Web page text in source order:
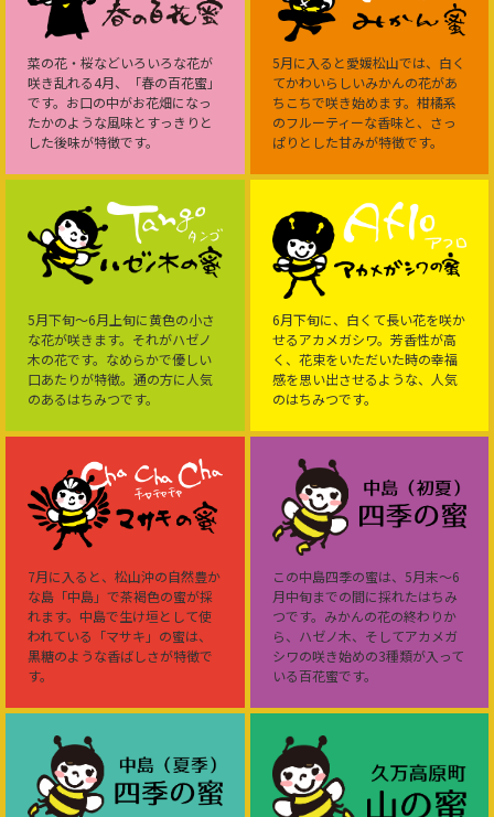
菜の花・桜などいろいろな花が
咲き乱れる4月、「春の百花蜜」
です。お口の中がお花畑になっ
たかのような風味とすっきりと
した後味が特徴です。
5月に入ると愛媛松山では、白く
てかわいらしいみかんの花があ
ちこちで咲き始めます。柑橘系
のフルーティーな香味と、さっ
ぱりとした甘みが特徴です。
5月下旬～6月上旬に黄色の小さ
な花が咲きます。それがハゼノ
木の花です。なめらかで優しい
口あたりが特徴。通の方に人気
のあるはちみつです。
6月下旬に、白くて長い花を咲か
せるアカメガシワ。芳香性が高
く、花束をいただいた時の幸福
感を思い出させるような、人気
のはちみつです。
7月に入ると、松山沖の自然豊か
な島「中島」で茶褐色の蜜が採
れます。中島で生け垣として使
われている「マサキ」の蜜は、
黒糖のような香ばしさが特徴で
す。
この中島四季の蜜は、5月末～6
月中旬までの間に採れたはちみ
つです。みかんの花の終わりか
ら、ハゼノ木、そしてアカメガ
シワの咲き始めの3種類が入って
いる百花蜜です。